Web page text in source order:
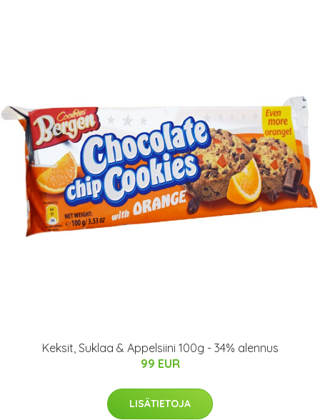
Keksit, Suklaa & Appelsiini 100g - 34% alennus
99 EUR
LISÄTIETOJA